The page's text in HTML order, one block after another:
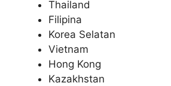
Thailand
Filipina
Korea Selatan
Vietnam
Hong Kong
Kazakhstan